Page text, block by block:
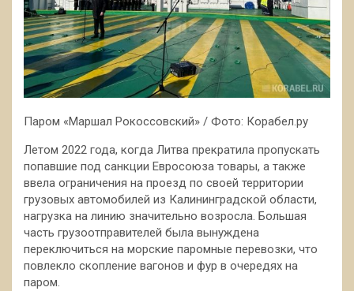
Паром «Маршал Рокоссовский» / Фото: Корабел.ру
Летом 2022 года, когда Литва прекратила пропускать
попавшие под санкции Евросоюза товары, а также
ввела ограничения на проезд по своей территории
грузовых автомобилей из Калининградской области,
нагрузка на линию значительно возросла. Большая
часть грузоотправителей была вынуждена
переключиться на морские паромные перевозки, что
повлекло скопление вагонов и фур в очередях на
паром.